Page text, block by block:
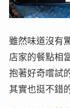
雖然味道沒有
店家的餐點相
抱著好奇嚐試
其實也挺不錯